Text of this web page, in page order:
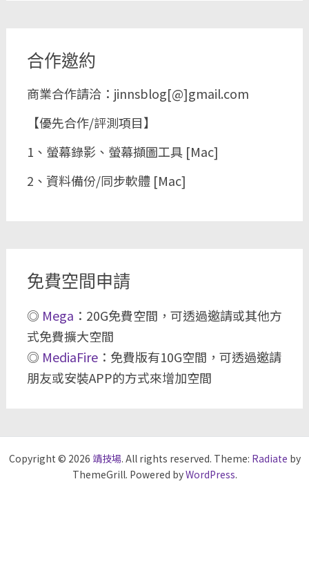
合作邀約
商業合作請洽：jinnsblog[@]gmail.com
【優先合作/評測項目】
1、螢幕錄影、螢幕擷圖工具 [Mac]
2、資料備份/同步軟體 [Mac]
免費空間申請
◎ Mega ：20G免費空間，可透過邀請或其他方
式免費擴大空間
◎ MediaFire：免費版有10G空間，可透過邀請
朋友或安裝APP的方式來增加空間
Copyright © 2026 靖技場. All rights reserved. Theme: Radiate by
ThemeGrill. Powered byWordPress.